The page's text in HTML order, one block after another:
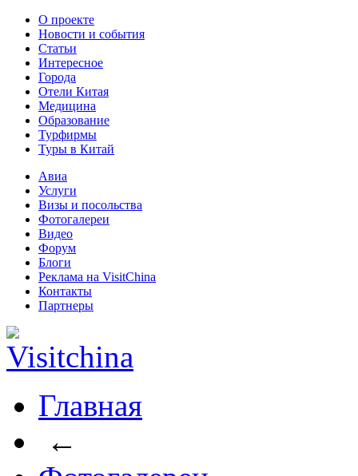
О проекте
Новости и события
Статьи
Интересное
Города
Отели Китая
Медицина
Образование
Турфирмы
Туры в Китай
Авиа
Услуги
Визы и посольства
Фотогалереи
Видео
Форум
Блоги
Реклама на VisitChina
Контакты
Партнеры
Главная
←